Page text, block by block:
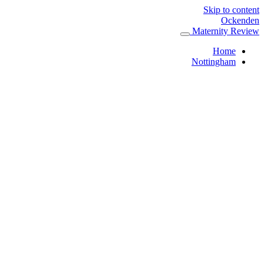
Skip to content
Ockenden
Maternity Review
Home
Nottingham